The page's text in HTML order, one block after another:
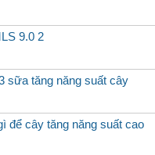
9.0 2
sữa tăng năng suất cây
để cây tăng năng suất cao